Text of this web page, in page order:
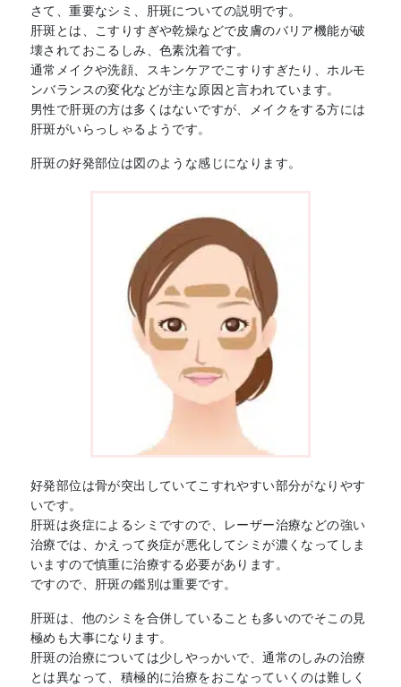
さて、重要なシミ、肝斑についての説明です。
肝斑とは、こすりすぎや乾燥などで皮膚のバリア機能が破
壊されておこるしみ、色素沈着です。
通常メイクや洗顔、スキンケアでこすりすぎたり、ホルモ
ンバランスの変化などが主な原因と言われています。
男性で肝斑の方は多くはないですが、メイクをする方には
肝斑がいらっしゃるようです。
肝斑の好発部位は図のような感じになります。
好発部位は骨が突出していてこすれやすい部分がなりやす
いです。
肝斑は炎症によるシミですので、レーザー治療などの強い
治療では、かえって炎症が悪化してシミが濃くなってしま
いますので慎重に治療する必要があります。
ですので、肝斑の鑑別は重要です。
肝斑は、他のシミを合併していることも多いのでそこの見
極めも大事になります。
肝斑の治療については少しやっかいで、通常のしみの治療
とは異なって、積極的に治療をおこなっていくのは難しく